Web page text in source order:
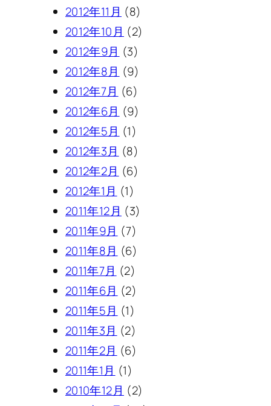
2012年11月 (8)
2012年10月 (2)
2012年9月 (3)
2012年8月 (9)
2012年7月 (6)
2012年6月 (9)
2012年5月 (1)
2012年3月 (8)
2012年2月 (6)
2012年1月 (1)
2011年12月 (3)
2011年9月 (7)
2011年8月 (6)
2011年7月 (2)
2011年6月 (2)
2011年5月 (1)
2011年3月 (2)
2011年2月 (6)
2011年1月 (1)
2010年12月 (2)